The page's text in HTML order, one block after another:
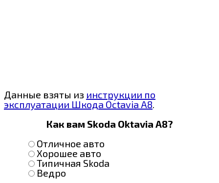
Данные взяты из инструкции по
эксплуатации Шкода Octavia A8.
Как вам Skoda Oktavia A8?
Отличное авто
Хорошее авто
Типичная Skoda
Ведро